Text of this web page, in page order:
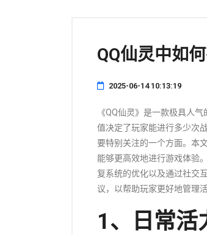
QQ仙灵中如
2025-06-14 10:13:19
《QQ仙灵》是一款极具人
值决定了玩家能进行多少次
要特别关注的一个方面。本
能够更高效地进行游戏体验
复系统的优化以及通过社交
议，以帮助玩家更好地管理
1、日常活